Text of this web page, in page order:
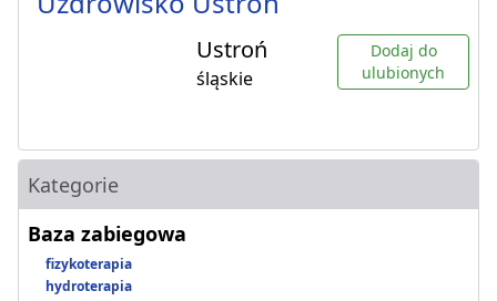
Ustroń
śląskie
Dodaj do
ulubionych
Kategorie
Baza zabiegowa
fizykoterapia
hydroterapia